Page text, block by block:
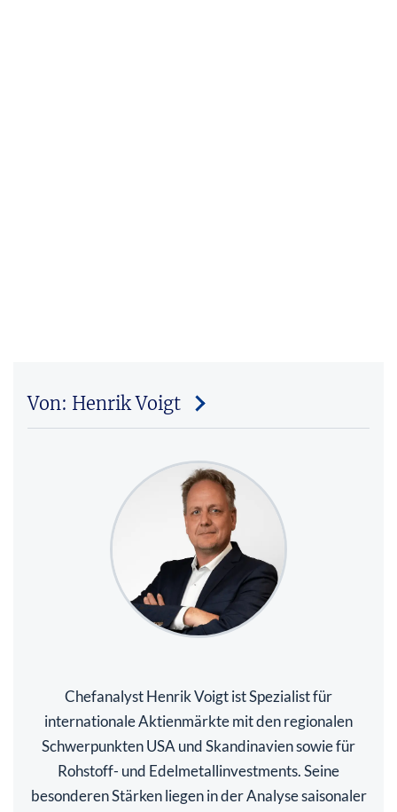
Von: Henrik Voigt
Chefanalyst Henrik Voigt ist Spezialist für
internationale Aktienmärkte mit den regionalen
Schwerpunkten USA und Skandinavien sowie für
Rohstoff- und Edelmetallinvestments. Seine
besonderen Stärken liegen in der Analyse saisonaler